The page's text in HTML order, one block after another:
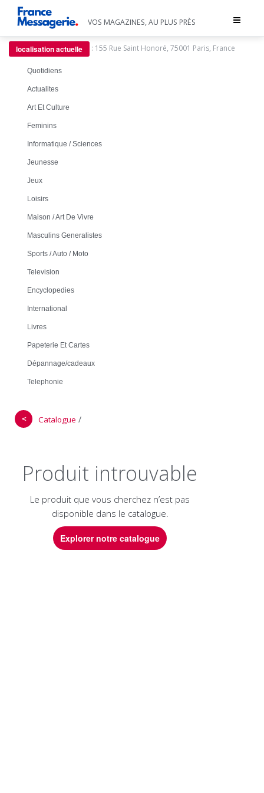
Toggle
VOS MAGAZINES, AU PLUS PRÈS
localisation actuelle : 155 Rue Saint Honoré, 75001 Paris, France
Quotidiens
Actualites
Art Et Culture
Feminins
Informatique / Sciences
Jeunesse
Jeux
Loisirs
Maison / Art De Vivre
Masculins Generalistes
Sports / Auto / Moto
Television
Encyclopedies
International
Livres
Papeterie Et Cartes
Dépannage/cadeaux
Telephonie
＜ Catalogue /
Produit introuvable
Le produit que vous cherchez n’est pas
disponible dans le catalogue.
Explorer notre catalogue